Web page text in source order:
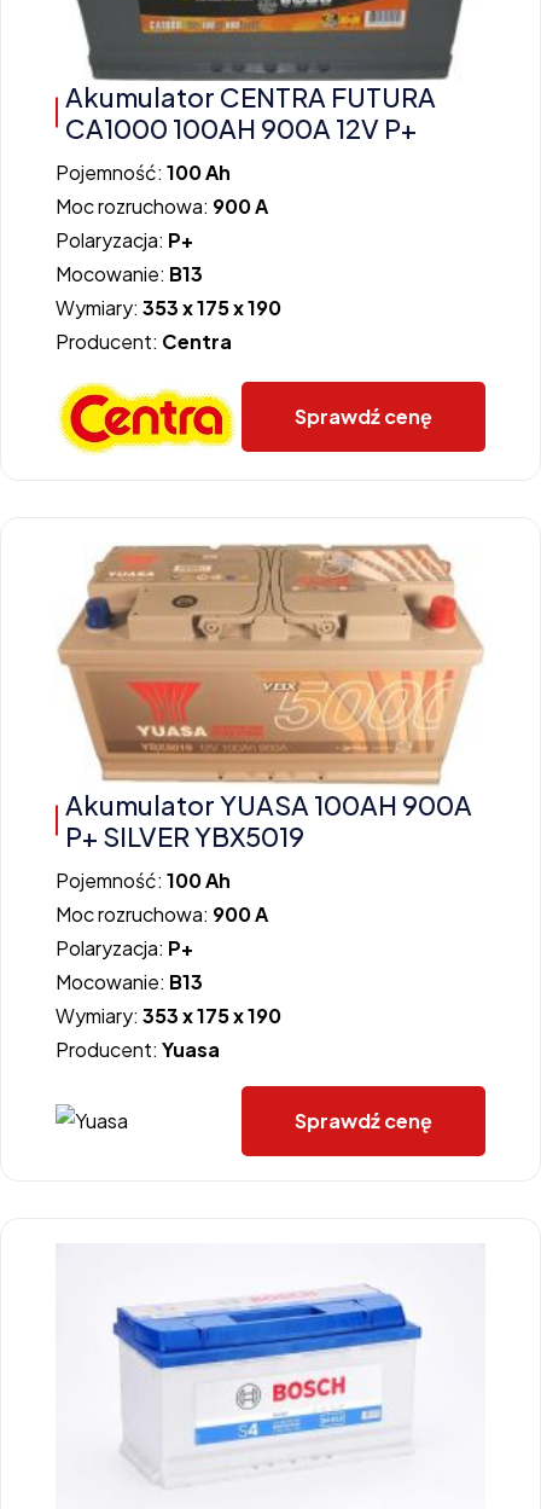
Akumulator CENTRA FUTURA
CA1000 100AH 900A 12V P+
Pojemność: 100 Ah
Moc rozruchowa: 900 A
Polaryzacja: P+
Mocowanie: B13
Wymiary: 353 x 175 x 190
Producent: Centra
Sprawdź cenę
Akumulator YUASA 100AH 900A
P+ SILVER YBX5019
Pojemność: 100 Ah
Moc rozruchowa: 900 A
Polaryzacja: P+
Mocowanie: B13
Wymiary: 353 x 175 x 190
Producent: Yuasa
Sprawdź cenę